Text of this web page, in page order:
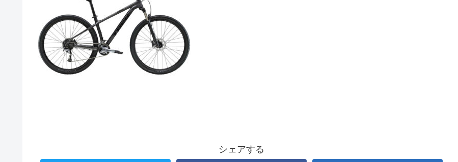
シェアする